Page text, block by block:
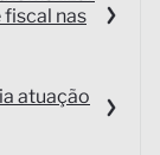
nas
atuação